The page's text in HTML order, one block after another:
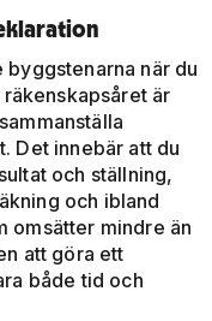
när du
är
Det innebär att du
och ställning,
och ibland
omsätter mindre än
att göra ett
både tid och